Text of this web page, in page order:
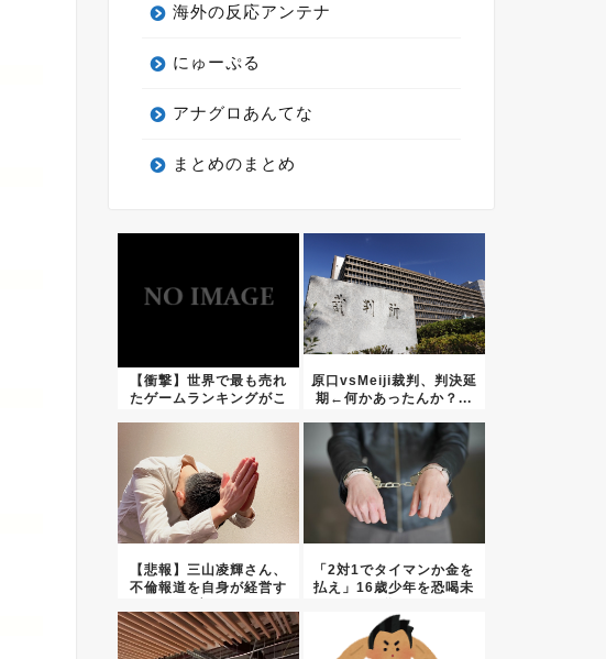
海外の反応アンテナ
にゅーぷる
アナグロあんてな
まとめのまとめ
【衝撃】世界で最も売れ
たゲームランキングがこ
原口vsMeiji裁判、判決延
期←何かあったんか？...
【悲報】三山凌輝さん、
不倫報道を自身が経営す
「2対1でタイマンか金を
払え」16歳少年を恐喝未